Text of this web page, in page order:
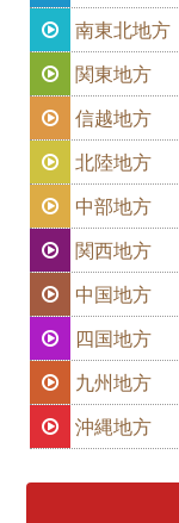
南東北地方
関東地方
信越地方
北陸地方
中部地方
関西地方
中国地方
四国地方
九州地方
沖縄地方